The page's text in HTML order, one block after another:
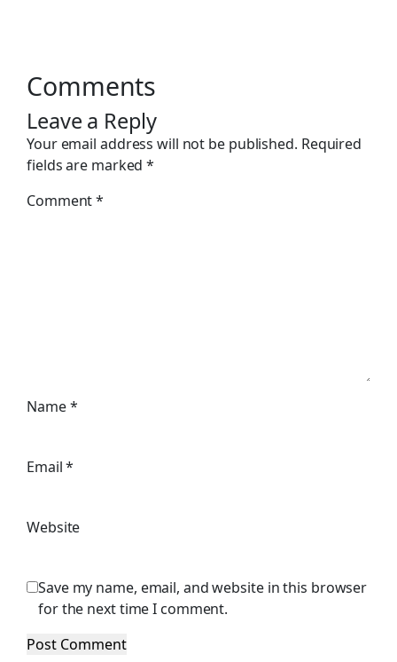
Comments
Leave a Reply
Your email address will not be published. Required
fields are marked*
Comment*
Name*
Email*
Website
Save my name, email, and website in this browser
for the next time I comment.